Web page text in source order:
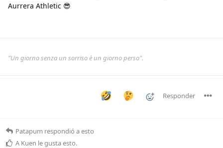
Aurrera Athletic 😎
"Un giorno senza un sorriso è un giorno perso".
Responder
Patapum respondió a esto
A Kuen le gusta esto.